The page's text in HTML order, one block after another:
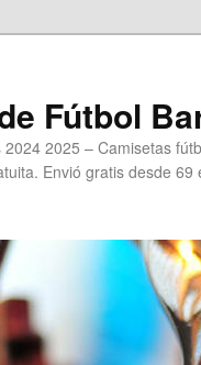
Fútbol
2025 – Camisetas
Envió gratis desde 69